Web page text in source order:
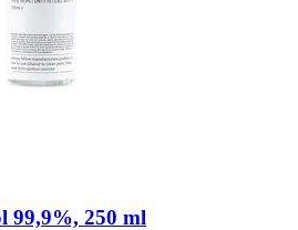
99,9%, 250 ml